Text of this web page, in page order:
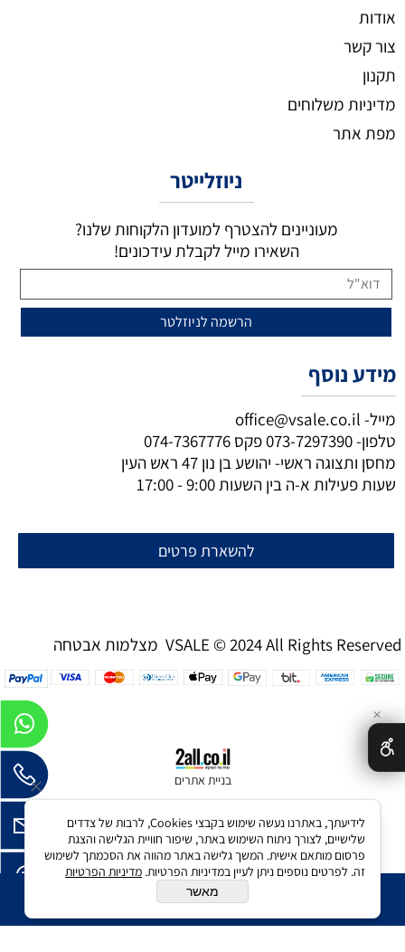
הוסף לסל
אודות
צור קשר
תקנון
מדיניות משלוחים
מפת אתר
ניוזלייטר
מעוניינים להצטרף למועדון הלקוחות שלנו?
השאירו מייל לקבלת עידכונים!
מידע נוסף
מייל- office@vsale.co.il
טלפון-073-7297390פקס 074-7367776
מחסן ותצוגה ראשי- יהושע בן נון 47 ראש העין
שעות פעילות א-ה בין השעות 9:00 - 17:00
להשארת פרטים
מצלמות אבטחה VSALE © 2024 All Rights Reserved
בניית אתרים
✕
לידיעתך, באתרנו נעשה שימוש בקבצי Cookies, לרבות של צדדים
שלישיים, לצורך ניתוח השימוש באתר, שיפור חוויית הגלישה והצגת
פרסום מותאם אישית. המשך גלישה באתר מהווה את הסכמתך לשימוש
זה. לפרטים נוספים ניתן לעיין במדיניות הפרטיות. מדיניות הפרטיות
מאשר